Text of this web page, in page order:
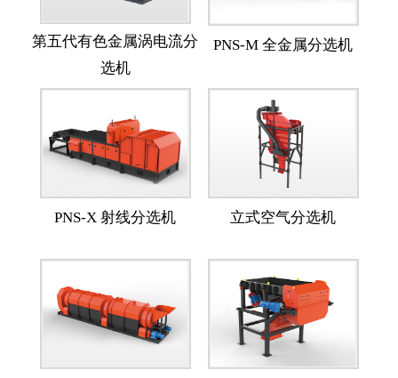
第五代有色金属涡电流分
选机
PNS-M 全金属分选机
PNS-X 射线分选机 立式空气分选机